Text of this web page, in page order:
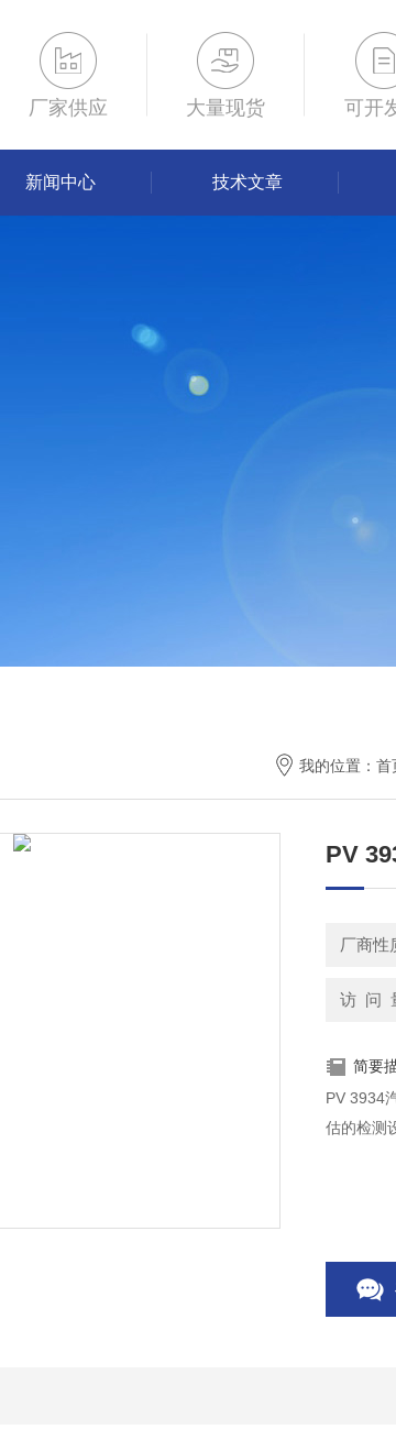
厂家供应 大量现货 可开
新闻中心 技术文章
我的位置： 首
PV
厂商性
访 问
简要
PV 3934
估的检测